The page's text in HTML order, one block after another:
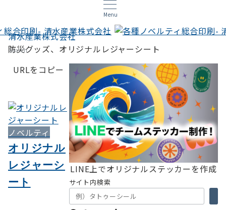
Menu
Search
清水産業株式会社
防災グッズ、オリジナルレジャーシート
URLをコピー
ノベルティ
オリジナル
レジャーシ
ート
LINE上でオリジナルステッカーを作成
サイト内検索